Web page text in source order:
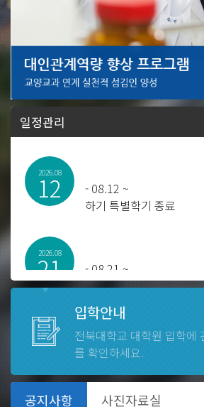
일정관리
2026.08
12 - 08.12 ~
하기 특별학기 종료
2026.08
21 - 08.21 ~
2025학년도 후기 학위
2026.08
27 -08.27 ~
입학안내
전북대학교 대학원 입학에
를 확인하세요.